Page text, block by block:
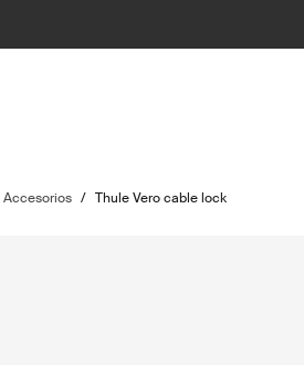
Accesorios / Thule Vero cable lock